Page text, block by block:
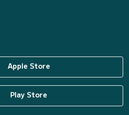
Apple Store
Play Store